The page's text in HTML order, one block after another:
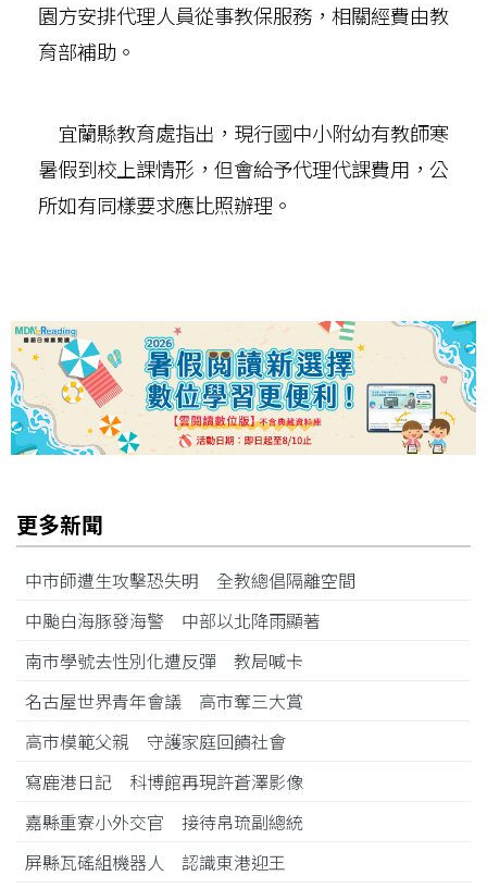
園方安排代理人員從事教保服務，相關經費由教
育部補助。
宜蘭縣教育處指出，現行國中小附幼有教師寒
暑假到校上課情形，但會給予代理代課費用，公
所如有同樣要求應比照辦理。
更多新聞
中市師遭生攻擊恐失明 全教總倡隔離空間
中颱白海豚發海警 中部以北降雨顯著
南市學號去性別化遭反彈 教局喊卡
名古屋世界青年會議 高市奪三大賞
高市模範父親 守護家庭回饋社會
寫鹿港日記 科博館再現許蒼澤影像
嘉縣重寮小外交官 接待帛琉副總統
屏縣瓦磘組機器人 認識東港迎王